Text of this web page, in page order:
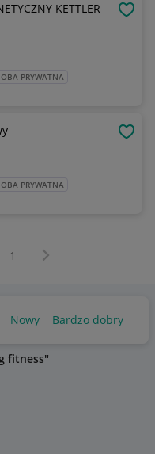
KETTLER
PRYWATNA
PRYWATNA
1 Następna strona
Nowy Bardzo dobry
fitness"